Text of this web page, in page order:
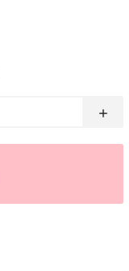
+